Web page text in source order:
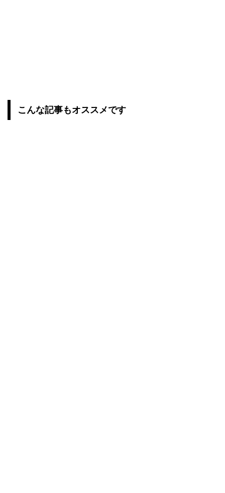
こんな記事もオススメです